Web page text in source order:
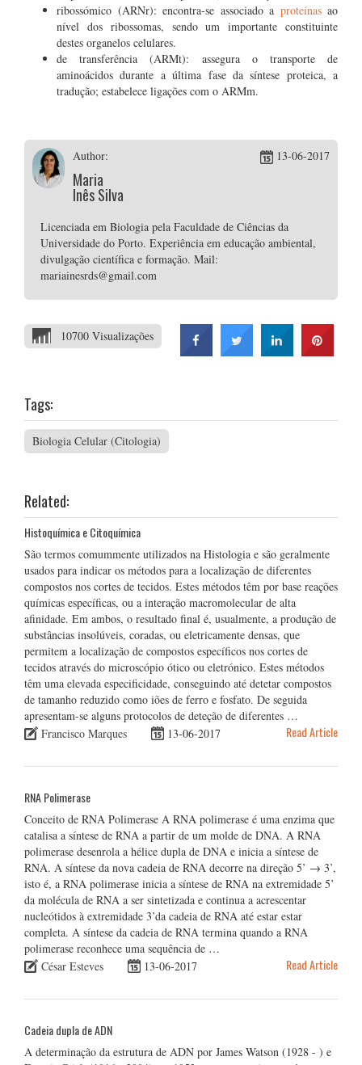
ribossómico (ARNr): encontra-se associado a proteínasao
nível dos ribossomas, sendo um importante constituinte
destes organelos celulares.
de transferência (ARMt): assegura o transporte de
aminoácidos durante a última fase da síntese proteica, a
tradução; estabelece ligações com o ARMm.
Author:
Maria
Inês Silva
13-06-2017
Licenciada em Biologia pela Faculdade de Ciências da
Universidade do Porto. Experiência em educação ambiental,
divulgação científica e formação. Mail:
mariainesrds@gmail.com
10700 Visualizações
Tags:
Biologia Celular (Citologia)
Related:
Histoquímica e Citoquímica
São termos comummente utilizados na Histologia e são geralmente
usados para indicar os métodos para a localização de diferentes
compostos nos cortes de tecidos. Estes métodos têm por base reações
químicas específicas, ou a interação macromolecular de alta
afinidade. Em ambos, o resultado final é, usualmente, a produção de
substâncias insolúveis, coradas, ou eletricamente densas, que
permitem a localização de compostos específicos nos cortes de
tecidos através do microscópio ótico ou eletrónico. Estes métodos
têm uma elevada especificidade, conseguindo até detetar compostos
de tamanho reduzido como iões de ferro e fosfato. De seguida
apresentam-se alguns protocolos de deteção de diferentes …
Francisco Marques
13-06-2017 Read Article
RNA Polimerase
Conceito de RNA Polimerase A RNA polimerase é uma enzima que
catalisa a síntese de RNA a partir de um molde de DNA. A RNA
polimerase desenrola a hélice dupla de DNA e inicia a síntese de
RNA. A síntese da nova cadeia de RNA decorre na direção 5’ → 3’,
isto é, a RNA polimerase inicia a síntese de RNA na extremidade 5’
da molécula de RNA a ser sintetizada e continua a acrescentar
nucleótidos à extremidade 3’da cadeia de RNA até estar estar
completa. A síntese da cadeia de RNA termina quando a RNA
polimerase reconhece uma sequência de …
César Esteves
13-06-2017 Read Article
Cadeia dupla de ADN
A determinação da estrutura de ADN por James Watson (1928 - ) e